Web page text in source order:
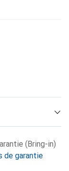
(Bring-in)
de garantie